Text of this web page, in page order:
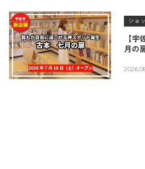
ショ
【
月の
至福